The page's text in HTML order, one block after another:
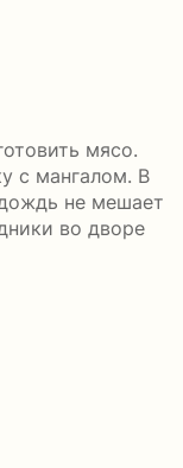
мясо.
с мангалом. В
не мешает
во дворе